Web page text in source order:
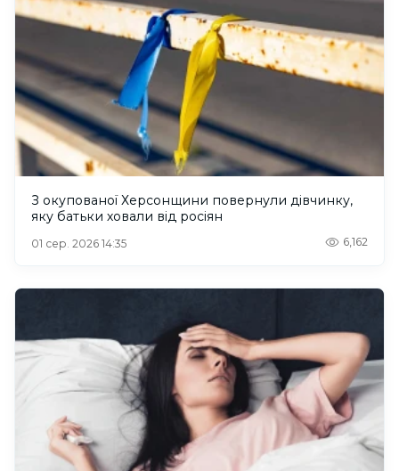
З окупованої Херсонщини повернули дівчинку,
яку батьки ховали від росіян
01 сер. 2026 14:35 6,162